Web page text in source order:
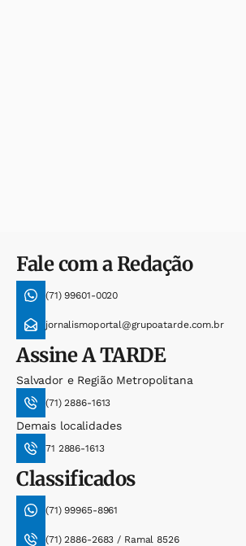
Fale com a Redação
(71) 99601-0020
jornalismoportal@grupoatarde.com.br
AssineA TARDE
Salvador e Região Metropolitana
(71) 2886-1613
Demais localidades
71 2886-1613
Classificados
(71) 99965-8961
(71) 2886-2683 / Ramal 8526